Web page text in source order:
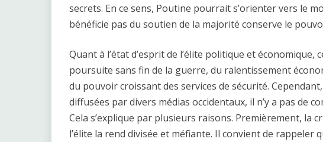
secrets. En ce sens, Poutine pourrait s’orienter vers le
bénéficie pas du soutien de la majorité conserve le
Quant à l’état d’esprit de l’élite politique et économique,
poursuite sans fin de la guerre, du ralentissement
du pouvoir croissant des services de sécurité.
diffusées par divers médias occidentaux, il n’y a pas de
Cela s’explique par plusieurs raisons. Premièrement, la
l’élite la rend divisée et méfiante. Il convient de rappeler